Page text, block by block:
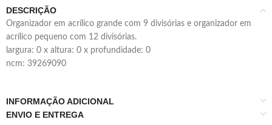
DESCRIÇÃO
organizador em acrílico grande com 9 divisórias e organizador em
acrílico pequeno com 12 divisórias.
largura: 0 x altura: 0 x profundidade: 0
ncm: 39269090
INFORMAÇÃO ADICIONAL
ENVIO E ENTREGA